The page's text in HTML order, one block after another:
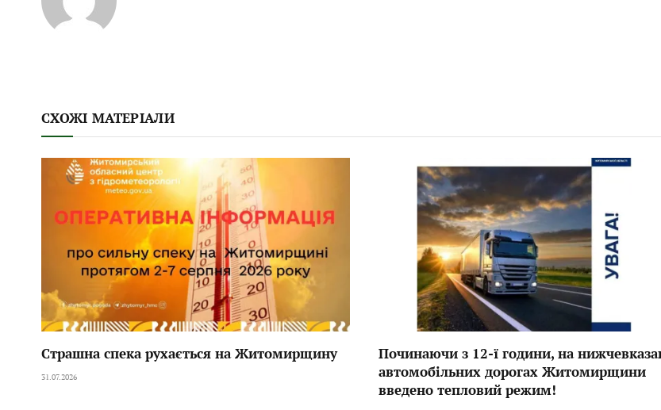
СХОЖІ МАТЕРІАЛИ
Страшна спека рухається на Житомирщину
31.07.2026
Починаючи з 12-ї години, на
автомобільних дорогах Житомирщини
введено тепловий режим!